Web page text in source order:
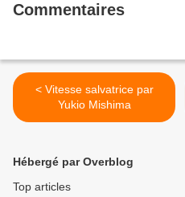
Commentaires
< Vitesse salvatrice par
Yukio Mishima
Hébergé par Overblog
Top articles